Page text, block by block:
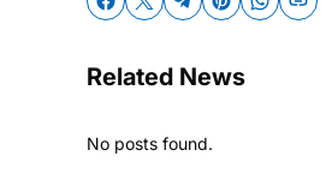
Related News
No posts found.